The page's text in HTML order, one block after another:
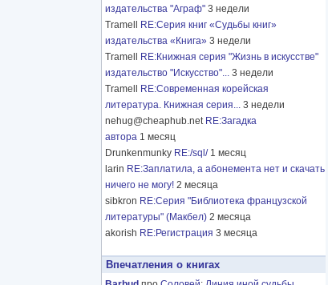
издательства "Аграф" 3 недели
Tramell
RE:Серия книг «Судьбы книг»
издательства «Книга» 3 недели
Tramell
RE:Книжная серия "Жизнь в искусстве"
издательство "Искусство"... 3 недели
Tramell
RE:Современная корейская
литература. Книжная серия... 3 недели
nehug@cheaphub.net RE:Загадка
автора 1 месяц
Drunkenmunky RE:/sql/ 1 месяц
larin RE:Заплатила, а абонемента нет и скачать
ничего не могу! 2 месяца
sibkron RE:Серия "Библиотека французской
литературы" (Макбел) 2 месяца
akorish RE:Регистрация 3 месяца
Впечатления о книгах